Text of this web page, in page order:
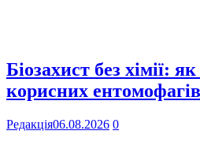
Біозахист без хімії:
корисних
Редакція06.08.2026 0